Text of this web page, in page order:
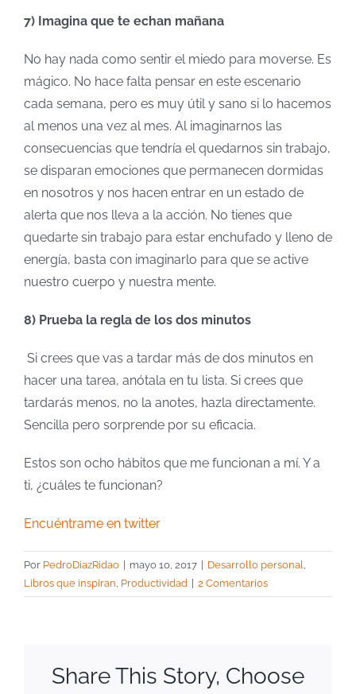
7) Imagina que te echan mañana
No hay nada como sentir el miedo para moverse. Es
mágico. No hace falta pensar en este escenario
cada semana, pero es muy útil y sano si lo hacemos
al menos una vez al mes. Al imaginarnos las
consecuencias que tendría el quedarnos sin trabajo,
se disparan emociones que permanecen dormidas
en nosotros y nos hacen entrar en un estado de
alerta que nos lleva a la acción. No tienes que
quedarte sin trabajo para estar enchufado y lleno de
energía, basta con imaginarlo para que se active
nuestro cuerpo y nuestra mente.
8) Prueba la regla de los dos minutos
Si crees que vas a tardar más de dos minutos en
hacer una tarea, anótala en tu lista. Si crees que
tardarás menos, no la anotes, hazla directamente.
Sencilla pero sorprende por su eficacia.
Estos son ocho hábitos que me funcionan a mí. Y a
ti, ¿cuáles te funcionan?
Encuéntrame en twitter
Por PedroDiazRidao | mayo 10, 2017 | Desarrollo personal
Libros que inspiran Productividad | 2 Comentarios
Share This Story, Choose